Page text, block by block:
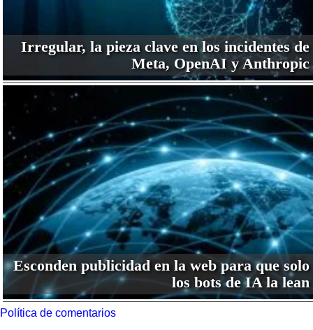
Irregular, la pieza clave en los incidentes de
Meta, OpenAI y Anthropic
Esconden publicidad en la web para que solo
los bots de IA la lean
Política de comentarios